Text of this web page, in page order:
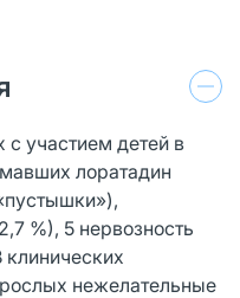
с участием детей в
лоратадин
%), 5 нервозность
нежелательные